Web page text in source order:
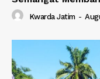
Kwarda Jatim -